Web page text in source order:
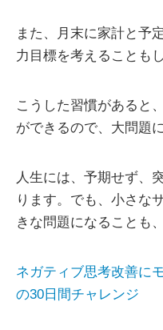
また、月末に家計と予
力目標を考えることも
こうした習慣があると
ができるので、大問題
人生には、予期せず、
ります。でも、小さな
きな問題になることも
ネガティブ思考改善に
の30日間チャレンジ